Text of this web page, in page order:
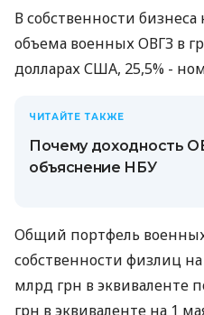
В собственности
объема военных ОВГЗ в
долларах США, 25,5% -
ЧИТАЙТЕ ТАКЖЕ
Почему доходность
объяснение НБУ
Общий портфель
собственности физлиц на
млрд грн в эквиваленте
грн в эквиваленте на 1